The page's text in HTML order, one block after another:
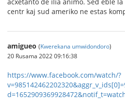
centr kaj sud ameriko ne estas
amigueo (Kwerekana umwidondoro)
20 Rusama 2022 09:16:38
https://www.facebook.com/watch/?